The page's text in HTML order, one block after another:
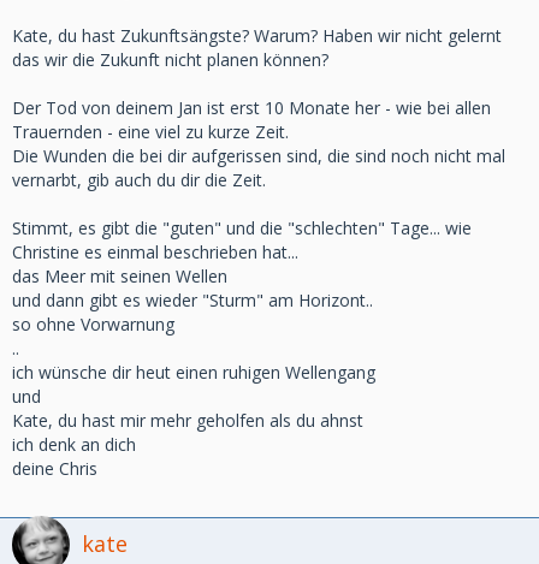
Kate, du hast Zukunftsängste? Warum? Haben wir nicht gelernt
das wir die Zukunft nicht planen können?
Der Tod von deinem Jan ist erst 10 Monate her - wie bei allen
Trauernden - eine viel zu kurze Zeit.
Die Wunden die bei dir aufgerissen sind, die sind noch nicht mal
vernarbt, gib auch du dir die Zeit.
Stimmt, es gibt die "guten" und die "schlechten" Tage... wie
Christine es einmal beschrieben hat...
das Meer mit seinen Wellen
und dann gibt es wieder "Sturm" am Horizont..
so ohne Vorwarnung
..
ich wünsche dir heut einen ruhigen Wellengang
und
Kate, du hast mir mehr geholfen als du ahnst
ich denk an dich
deine Chris
kate